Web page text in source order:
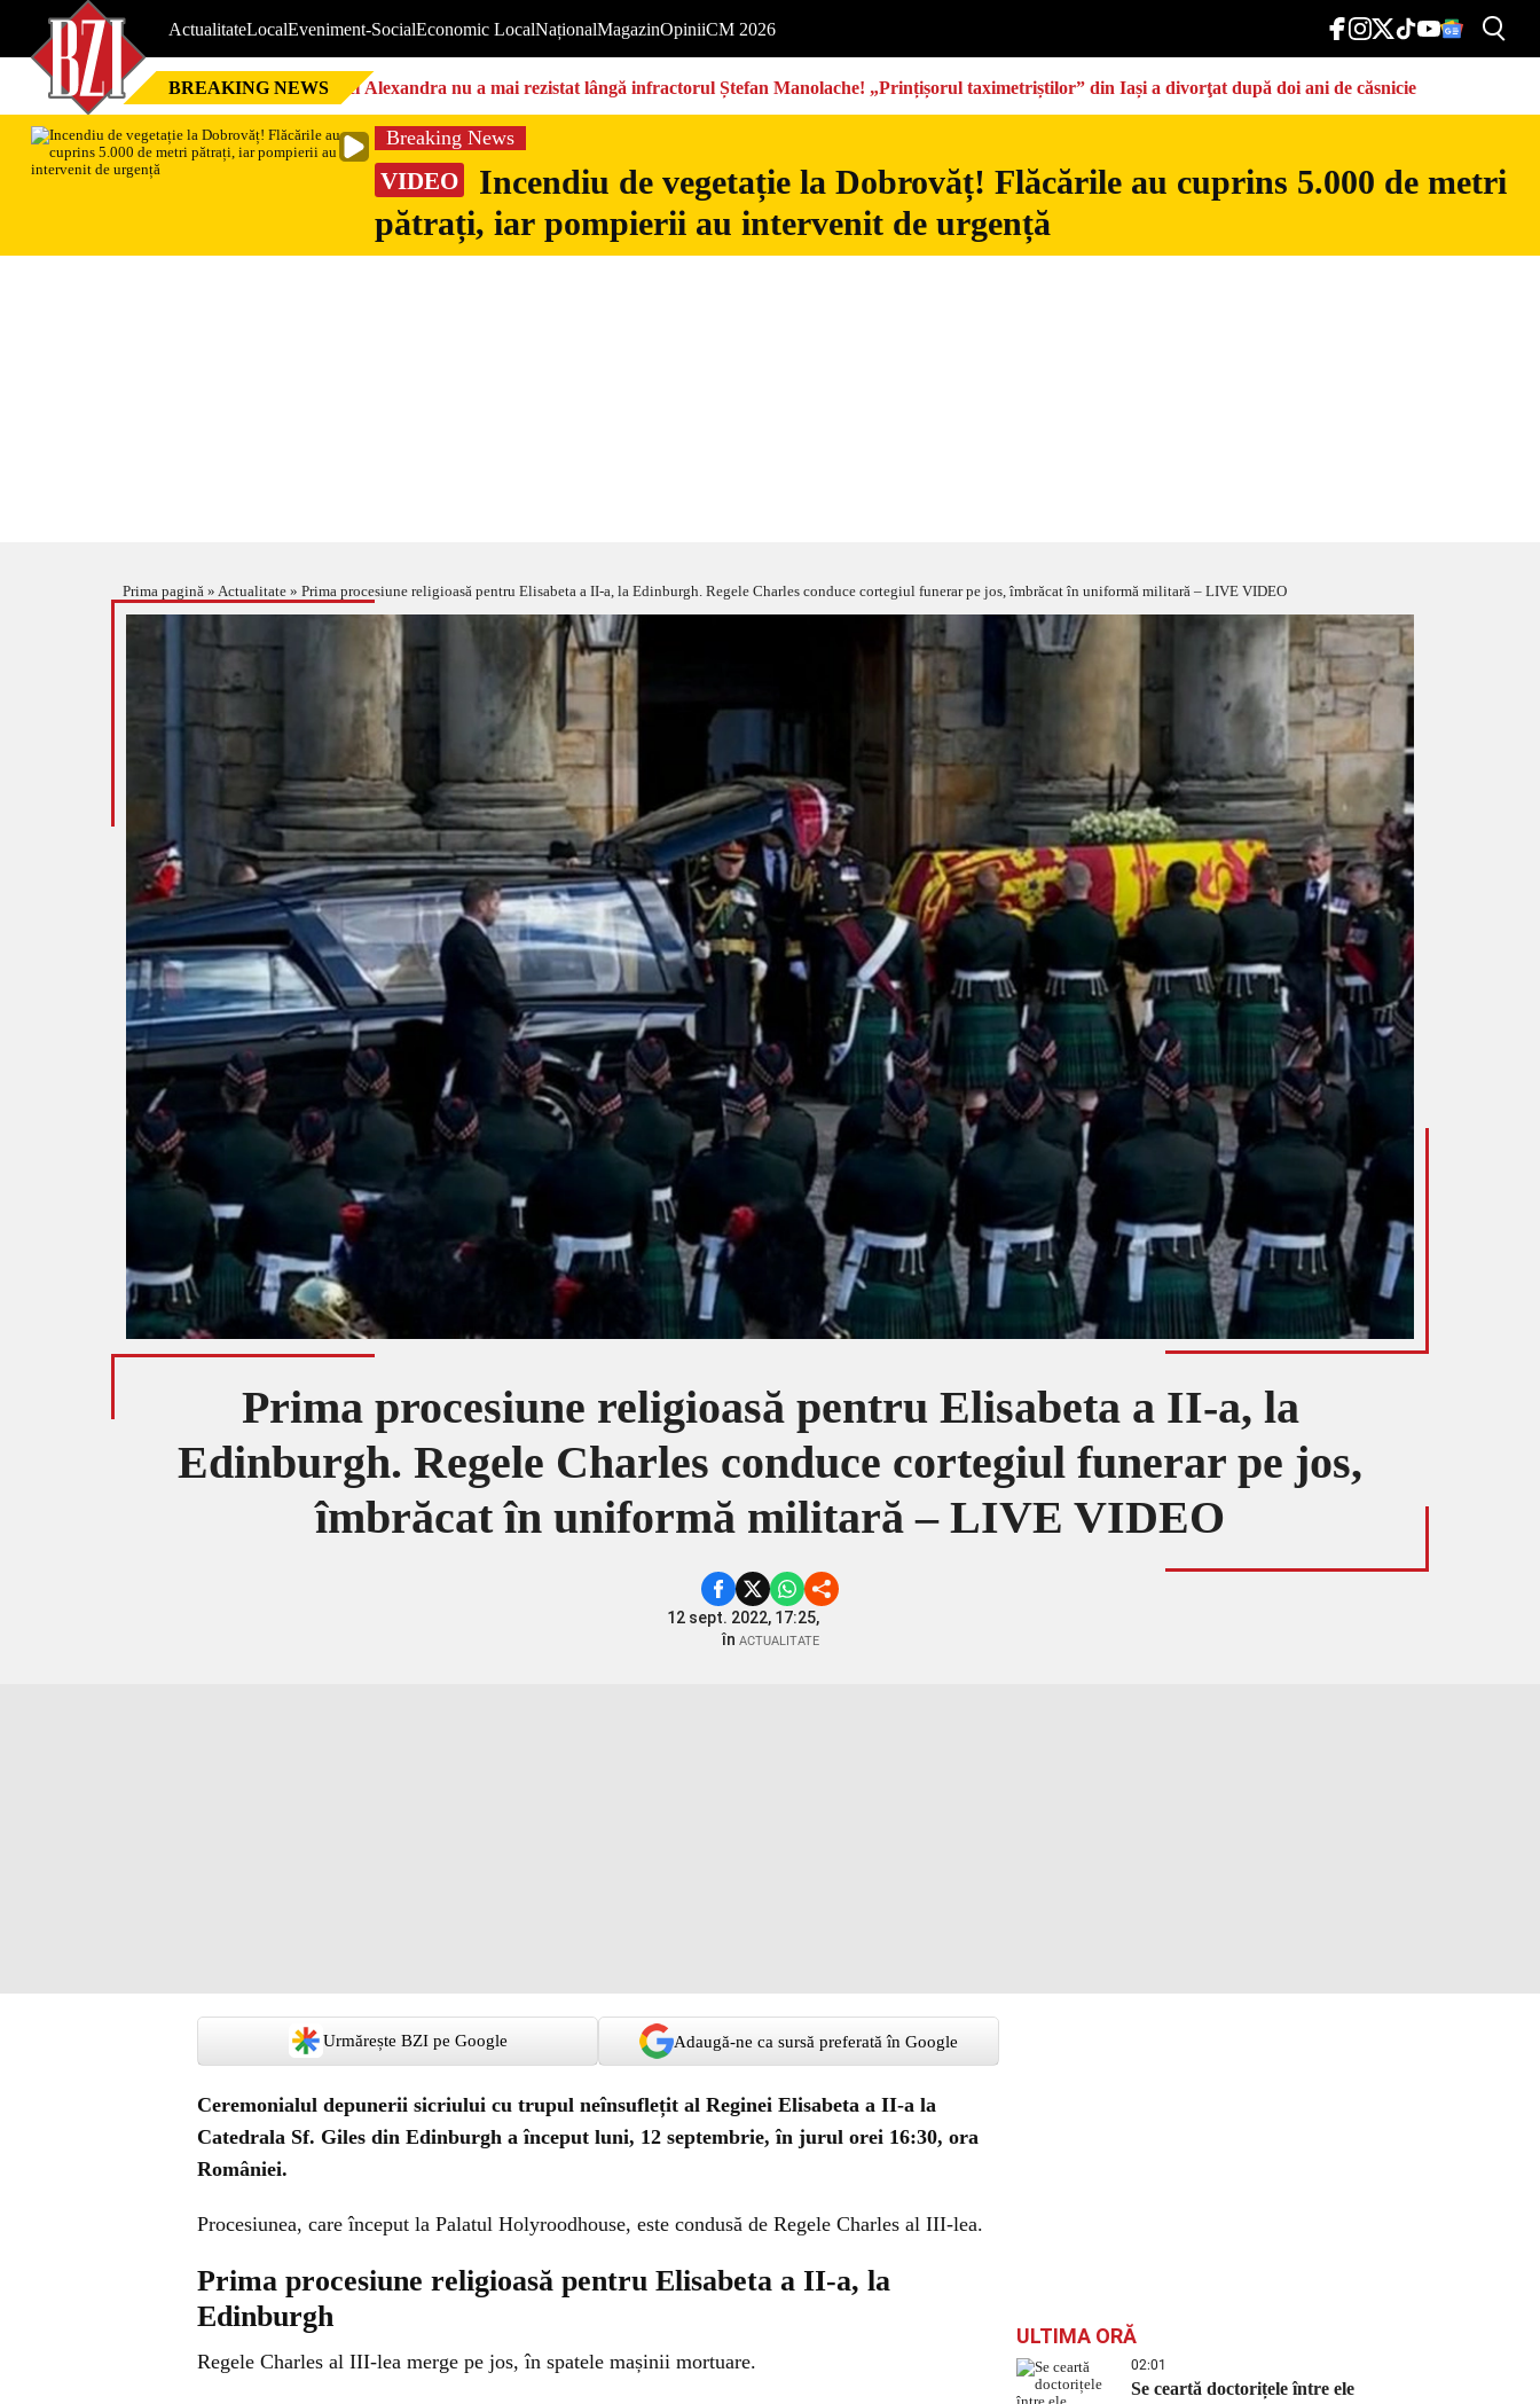
ActualitateLocalEveniment-SocialEconomic LocalNaționalMagazinOpiniiCM 2026
BREAKING NEWS Nici Alexandra nu a mai rezistat lângă infractorul Ștefan Manolache! „Prințișorul taximetriștilor” din Iași a divorţat după doi ani de căsnicie
Breaking News
VIDEO
Incendiu de vegetație la Dobrovăț! Flăcările au cuprins 5.000 de metri
pătrați, iar pompierii au intervenit de urgență
Prima pagină » Actualitate » Prima procesiune religioasă pentru Elisabeta a II-a, la Edinburgh. Regele Charles conduce cortegiul funerar pe jos, îmbrăcat în uniformă militară – LIVE VIDEO
Prima procesiune religioasă pentru Elisabeta a II-a, la
Edinburgh. Regele Charles conduce cortegiul funerar pe jos,
îmbrăcat în uniformă militară – LIVE VIDEO
12 sept. 2022, 17:25,
în ACTUALITATE
Urmărește BZI pe Google Adaugă-ne ca sursă preferată în Google
Ceremonialul depunerii sicriului cu trupul neînsuflețit al Reginei Elisabeta a II-a la
Catedrala Sf. Giles din Edinburgh a început luni, 12 septembrie, în jurul orei 16:30, ora
României.
Procesiunea, care început la Palatul Holyroodhouse, este condusă de Regele Charles al III-lea.
Prima procesiune religioasă pentru Elisabeta a II-a, la
Edinburgh
Regele Charles al III-lea merge pe jos, în spatele mașinii mortuare.
ULTIMA ORĂ
02:01
Se ceartă doctorițele între ele